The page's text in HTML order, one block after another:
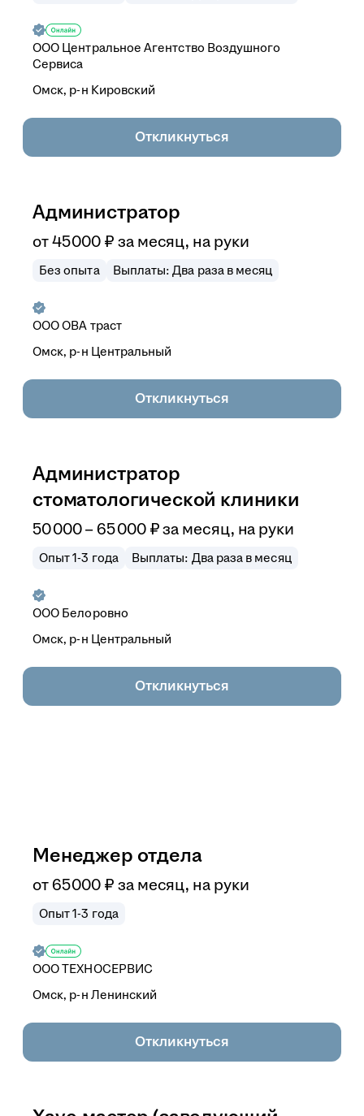
ООО Центральное Агентство Воздушного
Сервиса
Омск, р-н Кировский
Откликнуться
Администратор
от45 000 ₽ за месяц, на руки
Без опыта Выплаты: Два раза в месяц
ООООВА траст
Омск, р-н Центральный
Откликнуться
Администратор
стоматологической клиники
50 000–65 000 ₽ за месяц, на руки
Опыт 1-3 года Выплаты: Два раза в месяц
ООО Белоровно
Омск, р-н Центральный
Откликнуться
Менеджер отдела
от65 000 ₽ за месяц, на руки
Опыт 1-3 года
ОООТЕХНОСЕРВИС
Омск, р-н Ленинский
Откликнуться